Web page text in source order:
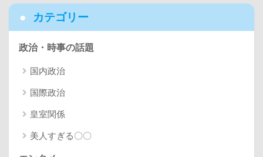
カテゴリー
政治・時事の話題
国内政治
国際政治
皇室関係
美人すぎる〇〇